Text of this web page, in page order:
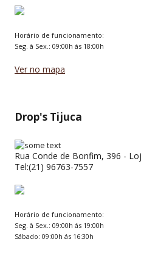
Horário de funcionamento:
Seg. à Sex.: 09:00h ás 18:00h
Ver no mapa
Drop's Tijuca
Rua Conde de Bonfim, 396 -
Tel:(21) 96763-7557
Horário de funcionamento:
Seg. à Sex.: 09:00h ás 19:00h
Sábado: 09:00h ás 16:30h